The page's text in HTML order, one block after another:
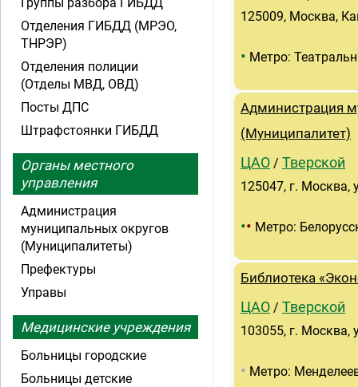
125009, Москва,
• Метро:
Администрация
(Муниципалитет)
ЦАО / Тверской
125047, г. Москва,
•• Метро:
Библиотека
ЦАО / Тверской
103055, г. Москва,
• Метро:
Отделения ГИБДД (МРЭО,
ТНРЭР)
Отделения полиции
(Отделы МВД, ОВД)
Посты ДПС
Штрафстоянки ГИБДД
Органы местного
управления
Администрация
муниципальных округов
(Муниципалитеты)
Префектуры
Управы
Медицинские учреждения
Больницы городские
Больницы детские